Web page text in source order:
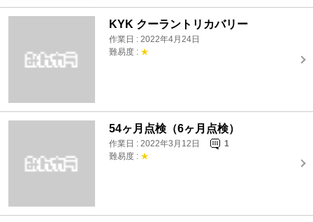
KYK クーラントリカバリー
作業日 : 2022年4月24日
難易度 : ★
54ヶ月点検（6ヶ月点検）
作業日 : 2022年3月12日
1
難易度 : ★